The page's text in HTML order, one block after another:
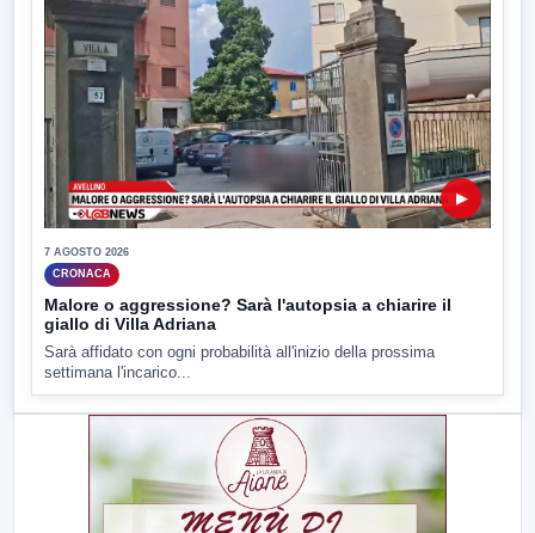
▶
7 AGOSTO 2026
CRONACA
Malore o aggressione? Sarà l'autopsia a chiarire il
giallo di Villa Adriana
Sarà affidato con ogni probabilità all'inizio della prossima
settimana l'incarico...